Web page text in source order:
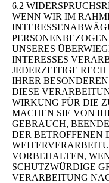
6.2
WENN WIR IM
UNSERES
INTERESSES
JEDERZEITIGE
IHRER
DIESE
WIRKUNG FÜR DIE
MACHEN SIE VON
GEBRAUCH,
DER BETROFFENEN
VORBEHALTEN,
SCHUTZWÜRDIGE
VERARBEITUNG